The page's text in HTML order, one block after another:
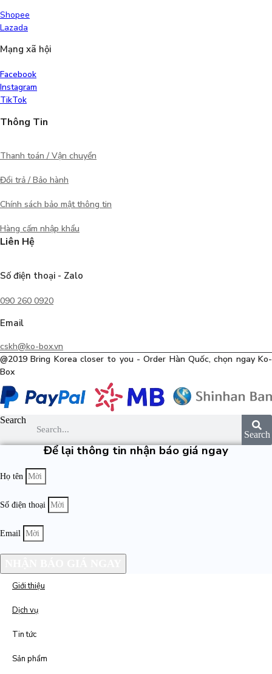
Shopee
Lazada
Mạng xã hội
Facebook
Instagram
TikTok
Thông Tin
Thanh toán / Vận chuyển
Đổi trả / Bảo hành
Chính sách bảo mật thông tin
Hàng cấm nhập khẩu
Liên Hệ
Số điện thoại - Zalo
090 260 0920
Email
cskh@ko-box.vn
@2019 Bring Korea closer to you - Order Hàn Quốc, chọn ngay Ko-
Box
Search
Search
Để lại thông tin nhận báo giá ngay
Họ tên
Số điện thoại
Email
Giới thiệu
Dịch vụ
Tin tức
Sản phẩm